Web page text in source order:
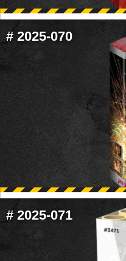
# 2025-070
# 2025-071